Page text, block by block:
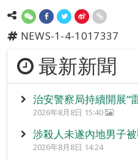
NEWS-1-4-1017337
最新新聞
治安警察局持續開展“
2026年8月8日 15:40
涉殺人未遂內地男子
2026年8月8日 14:24